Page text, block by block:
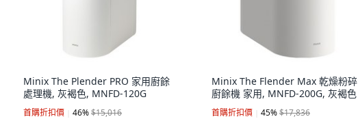
Minix The Plender PRO 家用廚餘
處理機, 灰褐色, MNFD-120G
首購折扣價 46%$15,016
Minix The Flender Max 乾燥粉碎
廚餘機 家用, MNFD-200G, 灰褐色
首購折扣價 45%$17,836